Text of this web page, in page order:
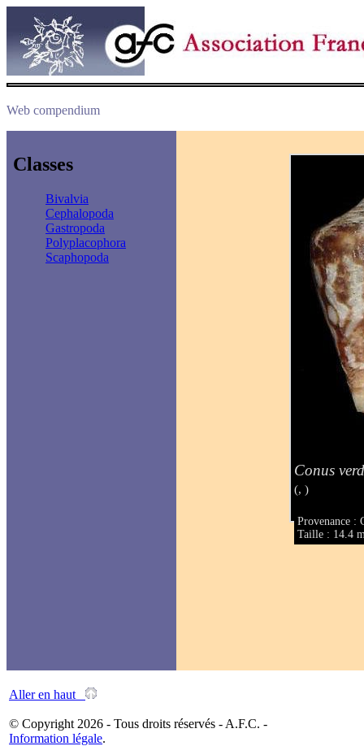
Web compendium
Classes
Bivalvia
Cephalopoda
Gastropoda
Polyplacophora
Scaphopoda
Conus
(, )
Provenance :
Taille : 14.4
Aller en haut
© Copyright 2026 - Tous droits réservés - A.F.C. -
Information légale.